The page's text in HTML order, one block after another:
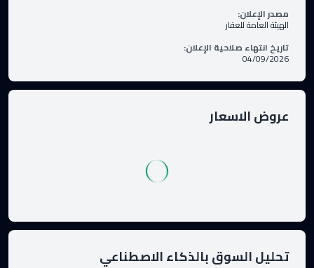
مصدر الإعلان:
الهيئة العامة للعقار
تاريخ انتهاء صلاحية الإعلان:
04/09/2026
عروض الاسعار
تحليل السوق بالذكاء الاصطناعي